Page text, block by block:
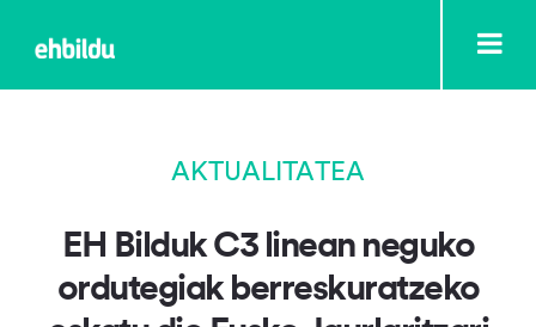
AKTUALITATEA
EH Bilduk C3 linean neguko
ordutegiak berreskuratzeko